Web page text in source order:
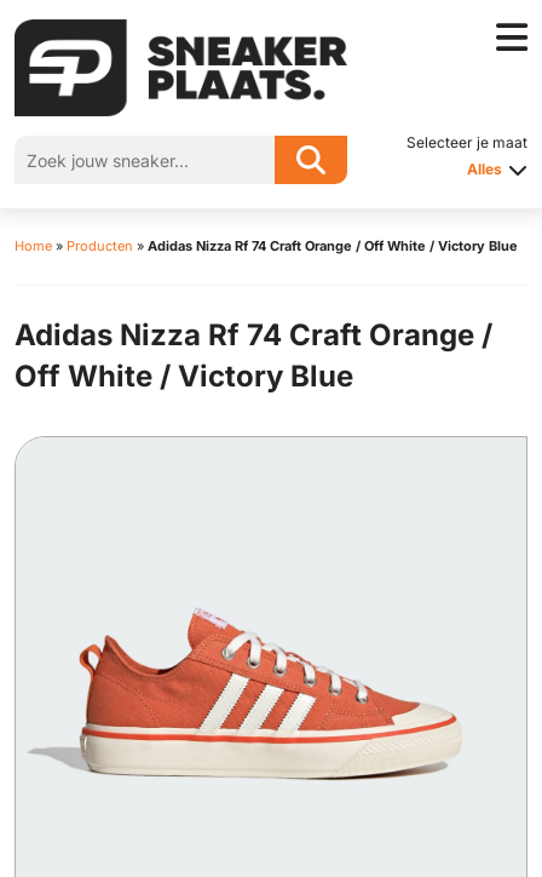
Selecteer je maat
Alles
Home » Producten » Adidas Nizza Rf 74 Craft Orange / Off White / Victory Blue
Adidas Nizza Rf 74 Craft Orange /
Off White / Victory Blue